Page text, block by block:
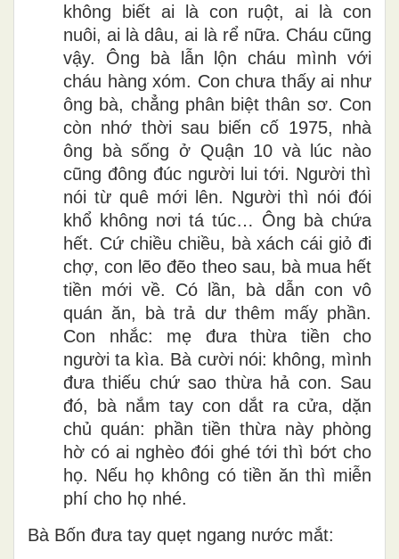
không biết ai là con ruột, ai là con
nuôi, ai là dâu, ai là rể nữa. Cháu cũng
vậy. Ông bà lẫn lộn cháu mình với
cháu hàng xóm. Con chưa thấy ai như
ông bà, chẳng phân biệt thân sơ. Con
còn nhớ thời sau biến cố 1975, nhà
ông bà sống ở Quận 10 và lúc nào
cũng đông đúc người lui tới. Người thì
nói từ quê mới lên. Người thì nói đói
khổ không nơi tá túc… Ông bà chứa
hết. Cứ chiều chiều, bà xách cái giỏ đi
chợ, con lẽo đẽo theo sau, bà mua hết
tiền mới về. Có lần, bà dẫn con vô
quán ăn, bà trả dư thêm mấy phần.
Con nhắc: mẹ đưa thừa tiền cho
người ta kìa. Bà cười nói: không, mình
đưa thiếu chứ sao thừa hả con. Sau
đó, bà nắm tay con dắt ra cửa, dặn
chủ quán: phần tiền thừa này phòng
hờ có ai nghèo đói ghé tới thì bớt cho
họ. Nếu họ không có tiền ăn thì miễn
phí cho họ nhé.
Bà Bốn đưa tay quẹt ngang nước mắt: